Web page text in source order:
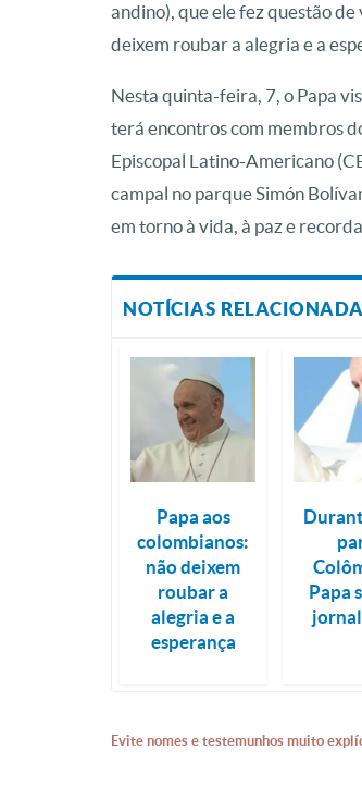
andino), que ele fez questão de
deixem roubar a alegria e a
Nesta quinta-feira, 7, o Papa
terá encontros com membros
Episcopal Latino-Americano
campal no parque Simón
em torno à vida, à paz e
NOTÍCIAS
Papa aos
colombianos:
não deixem
roubar a
alegria e a
esperança
Papa
Evite nomes e testemunhos muito